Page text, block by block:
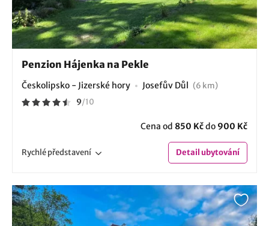
Penzion Hájenka na Pekle
Českolipsko - Jizerské hory Josefův Důl (6 km)
9/10
Cena od 850 Kčdo 900 Kč
Rychlépředstavení Detailubytování